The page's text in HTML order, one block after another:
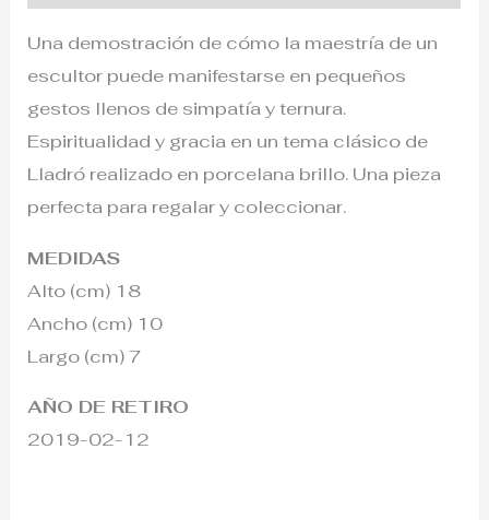
Una demostración de cómo la maestría de un
escultor puede manifestarse en pequeños
gestos llenos de simpatía y ternura.
Espiritualidad y gracia en un tema clásico de
Lladró realizado en porcelana brillo. Una pieza
perfecta para regalar y coleccionar.
MEDIDAS
Alto (cm) 18
Ancho (cm) 10
Largo (cm) 7
AÑO DE RETIRO
2019-02-12